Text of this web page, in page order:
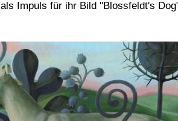
Impuls für ihr Bild "Blossfeldt's